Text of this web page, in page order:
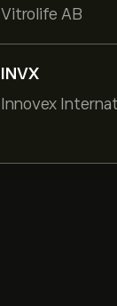
Vitrolife AB
INVX
Innovex